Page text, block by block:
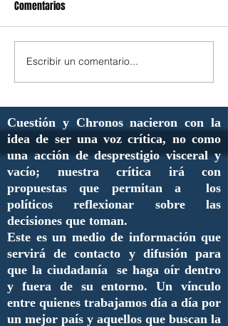
Comentarios
Escribir un comentario...
Cuestión y Chronos nacieron con la
idea de ser una voz crítica, no como
una acción de desprestigio visceral y
vacío; nuestra crítica irá con
propuestas que permitan a los
políticos reflexionar sobre las
decisiones que toman.
Este es un medio de información que
servirá de contacto y difusión para
que la ciudadanía se haga oír dentro
y fuera de su entorno. Un vínculo
entre quienes trabajamos día a día por
un mejor país y aquellos que buscan la